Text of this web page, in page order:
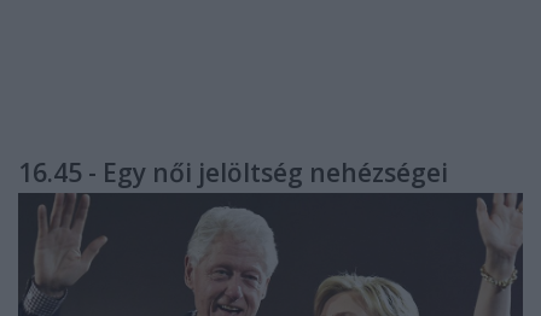
16.45 - Egy női jelöltség nehézségei